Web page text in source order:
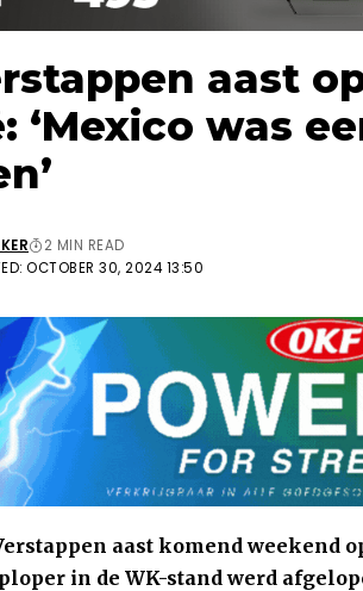
aast
‘Mexico was
OCTOBER 30, 2024 13:50
2 MIN READ
aast komend weekend
in de WK-stand werd